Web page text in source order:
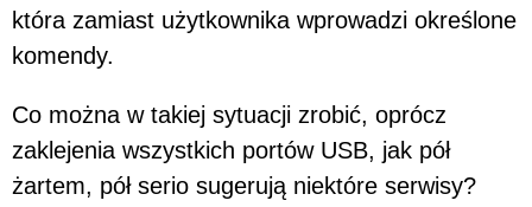
która zamiast użytkownika wprowadzi określone
komendy.
Co można w takiej sytuacji zrobić, oprócz
zaklejenia wszystkich portów USB, jak pół
żartem, pół serio sugerują niektóre serwisy?